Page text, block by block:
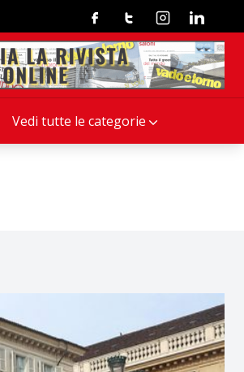
Vedi tutte le categorie
FacebookTwitterInstagramLinkedin